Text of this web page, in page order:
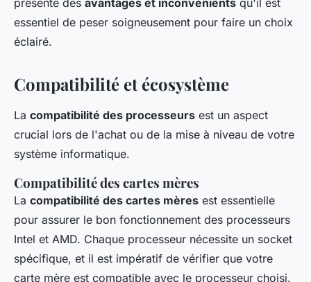
présente des avantages et inconvénients qu'il est
essentiel de peser soigneusement pour faire un choix
éclairé.
Compatibilité et écosystème
La compatibilité des processeurs est un aspect
crucial lors de l'achat ou de la mise à niveau de votre
système informatique.
Compatibilité des cartes mères
La compatibilité des cartes mères est essentielle
pour assurer le bon fonctionnement des processeurs
Intel et AMD. Chaque processeur nécessite un socket
spécifique, et il est impératif de vérifier que votre
carte mère est compatible avec le processeur choisi.